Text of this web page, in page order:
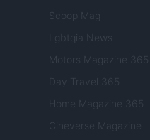
Scoop Mag
Lgbtqia News
Motors Magazine 365
Day Travel 365
Home Magazine 365
Cineverse Magazine